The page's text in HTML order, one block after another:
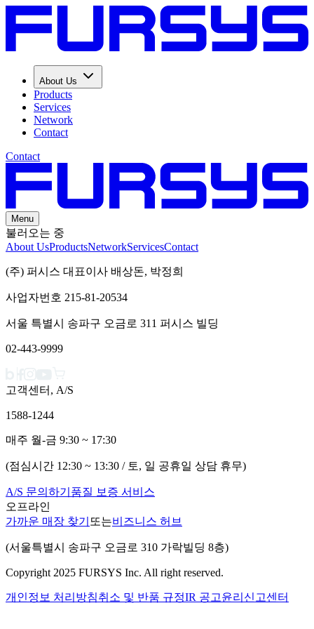
About Us
Products
Services
Network
Contact
Contact
Menu
불러오는 중
About UsProductsNetworkServicesContact
(주) 퍼시스 대표이사 배상돈, 박정희
사업자번호 215-81-20534
서울 특별시 송파구 오금로 311 퍼시스 빌딩
02-443-9999
고객센터, A/S
1588-1244
매주 월-금 9:30 ~ 17:30
(점심시간 12:30 ~ 13:30 / 토, 일 공휴일 상담 휴무)
A/S 문의하기 품질 보증 서비스
오프라인
가까운 매장 찾기 또는비즈니스 허브
(서울특별시 송파구 오금로 310 가락빌딩 8층)
Copyright 2025 FURSYS Inc. All right reserved.
개인정보 처리방침취소 및 반품 규정IR 공고윤리신고센터